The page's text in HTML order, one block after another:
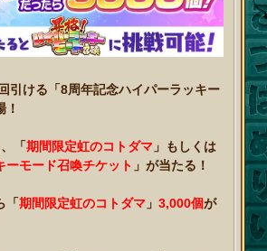
引ける「8周年記念ハイパーラッキー
！
「期間限定虹のコトダマ 」もしくは
ーモード召喚チケット 」が当たる！
「期間限定虹のコトダマ 」3,000個が